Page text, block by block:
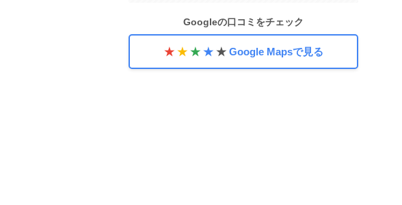
Googleの口コミをチェック
★ ★ ★ ★ ★Google Mapsで見る